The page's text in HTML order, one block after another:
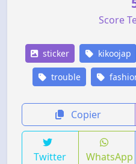
Score
sticker kikoojap
trouble
Copier
Twitter WhatsApp